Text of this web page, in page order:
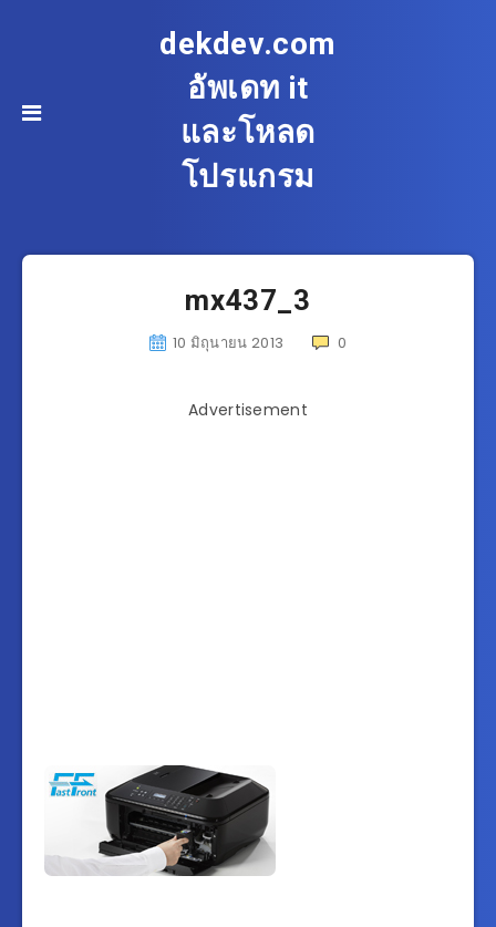
dekdev.com
อัพเดท it
และโหลด
โปรแกรม
mx437_3
10 มิถุนายน 2013 0
Advertisement